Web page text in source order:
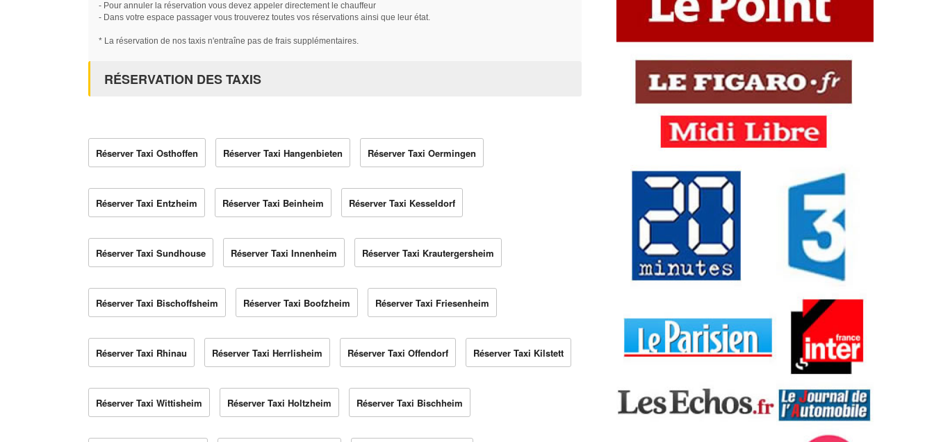
- Pour annuler la réservation vous devez appeler directement le chauffeur
- Dans votre espace passager vous trouverez toutes vos réservations ainsi que leur état.
* La réservation de nos taxis n'entraîne pas de frais supplémentaires.
RÉSERVATION DES TAXIS
Réserver Taxi Osthoffen Réserver Taxi Hangenbieten Réserver Taxi Oermingen
Réserver Taxi Entzheim Réserver Taxi Beinheim Réserver Taxi Kesseldorf
Réserver Taxi Sundhouse Réserver Taxi Innenheim Réserver Taxi Krautergersheim
Réserver Taxi Bischoffsheim Réserver Taxi Boofzheim Réserver Taxi Friesenheim
Réserver Taxi Rhinau Réserver Taxi Herrlisheim Réserver Taxi Offendorf Réserver Taxi Kilstett
Réserver Taxi Wittisheim Réserver Taxi Holtzheim Réserver Taxi Bischheim